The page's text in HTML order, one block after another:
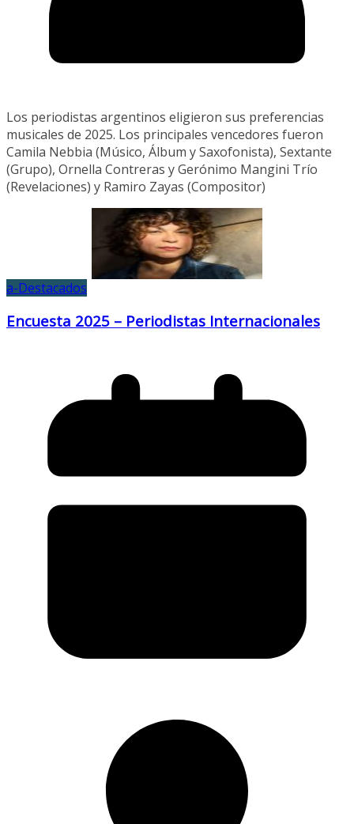
Los periodistas argentinos eligieron sus preferencias
musicales de 2025. Los principales vencedores fueron
Camila Nebbia (Músico, Álbum y Saxofonista), Sextante
(Grupo), Ornella Contreras y Gerónimo Mangini Trío
(Revelaciones) y Ramiro Zayas (Compositor)
a-Destacados
Encuesta 2025 – Periodistas Internacionales